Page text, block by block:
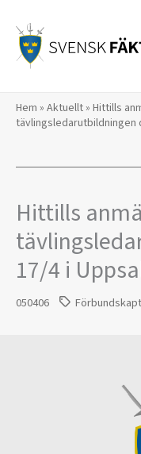
innehåll
Hem » Aktuellt» Hittills
tävlingsledarutbildningen
Hittills
17/4 i
050406